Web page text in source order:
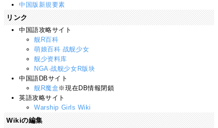
中国版新規要素
リンク
中国語攻略サイト
舰R百科
萌娘百科 战舰少女
舰少资料库
NGA·战舰少女R版块
中国語DBサイト
舰R魔盒 ※現在DB情報閉鎖
英語攻略サイト
Warship Girls Wiki
Wikiの編集